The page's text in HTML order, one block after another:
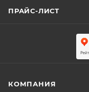
ПРАЙС-ЛИСТ
КОМПАНИЯ